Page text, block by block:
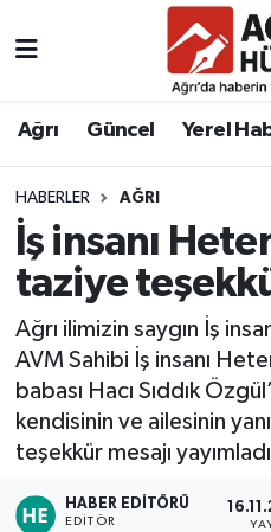
Ağrı Güncel Yerel
HABERLER AĞRI
İş insanı
taziye
Ağrı ilimizin saygın İş
AVM Sahibi İş insanı
babası Hacı Sıddık
kendisinin ve ailesinin
teşekkür mesajı
HABER EDITÖRÜ
EDITÖR
Hava Durumu
Tüm Manşetler
Son Dakika Haberleri
Haber Arşivi